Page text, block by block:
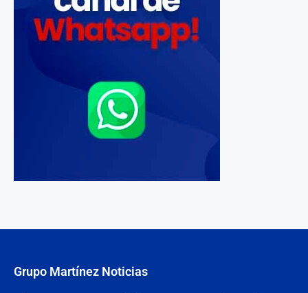
Grupo Martínez Noticias